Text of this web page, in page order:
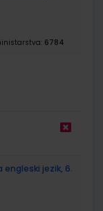
6784
engleski jezik, 6.